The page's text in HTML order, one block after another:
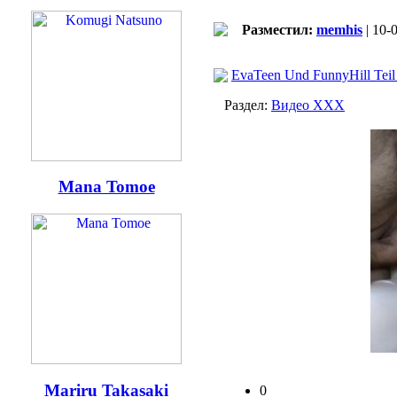
Mana Tomoe
Mariru Takasaki
Разместил: memhis | 10-
EvaTeen Und FunnyHill
Раздел: Видео ХХХ
0